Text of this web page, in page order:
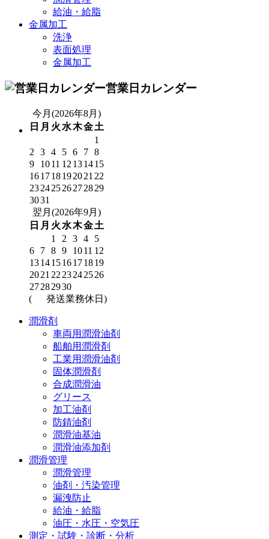
給油・給脂
金属加工
洗浄
表面処理
金属加工
営業日カレンダー
今月(2026年8月)
日 月 火 水木金土
1
2
3 4 5 6 7 8
9
1011 12 131415
161718192021 22
23242526272829
3031
翌月(2026年9月)
日 月 火 水木金土
1
2 3 4
5
6
7 8 9 1011 12
13141516171819
2021 22 23242526
27282930
(
発送業務休日)
潤滑剤
車両用潤滑油剤
船舶用潤滑剤
工業用潤滑油剤
固体潤滑剤
合成潤滑油
グリース
加工油剤
防錆油剤
潤滑油基油
潤滑油添加剤
潤滑管理
潤滑管理
油剤・汚染管理
漏洩防止
給油・給脂
油圧・水圧・空気圧
測定・試験・診断・分析